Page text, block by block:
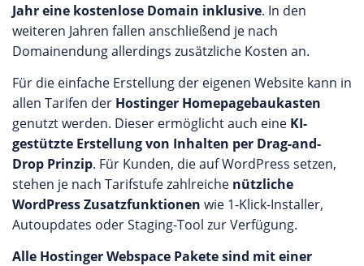
Jahr eine kostenlose Domain inklusive. In den
weiteren Jahren fallen anschließend je nach
Domainendung allerdings zusätzliche Kosten an.
Für die einfache Erstellung der eigenen Website kann in
allen Tarifen der Hostinger Homepagebaukasten
genutzt werden. Dieser ermöglicht auch eine KI-
gestützte Erstellung von Inhalten per Drag-and-
Drop Prinzip. Für Kunden, die auf WordPress setzen,
stehen je nach Tarifstufe zahlreiche nützliche
WordPress Zusatzfunktionen wie 1-Klick-Installer,
Autoupdates oder Staging-Tool zur Verfügung.
Alle Hostinger Webspace Pakete sind mit einer